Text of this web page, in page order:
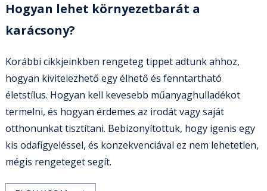
Hogyan lehet környezetbarát a
karácsony?
Korábbi cikkjeinkben rengeteg tippet adtunk ahhoz,
hogyan kivitelezhető egy élhető és fenntartható
életstílus. Hogyan kell kevesebb műanyaghulladékot
termelni, és hogyan érdemes az irodát vagy saját
otthonunkat tisztítani. Bebizonyítottuk, hogy igenis egy
kis odafigyeléssel, és konzekvenciával ez nem lehetetlen,
mégis rengeteget segít.